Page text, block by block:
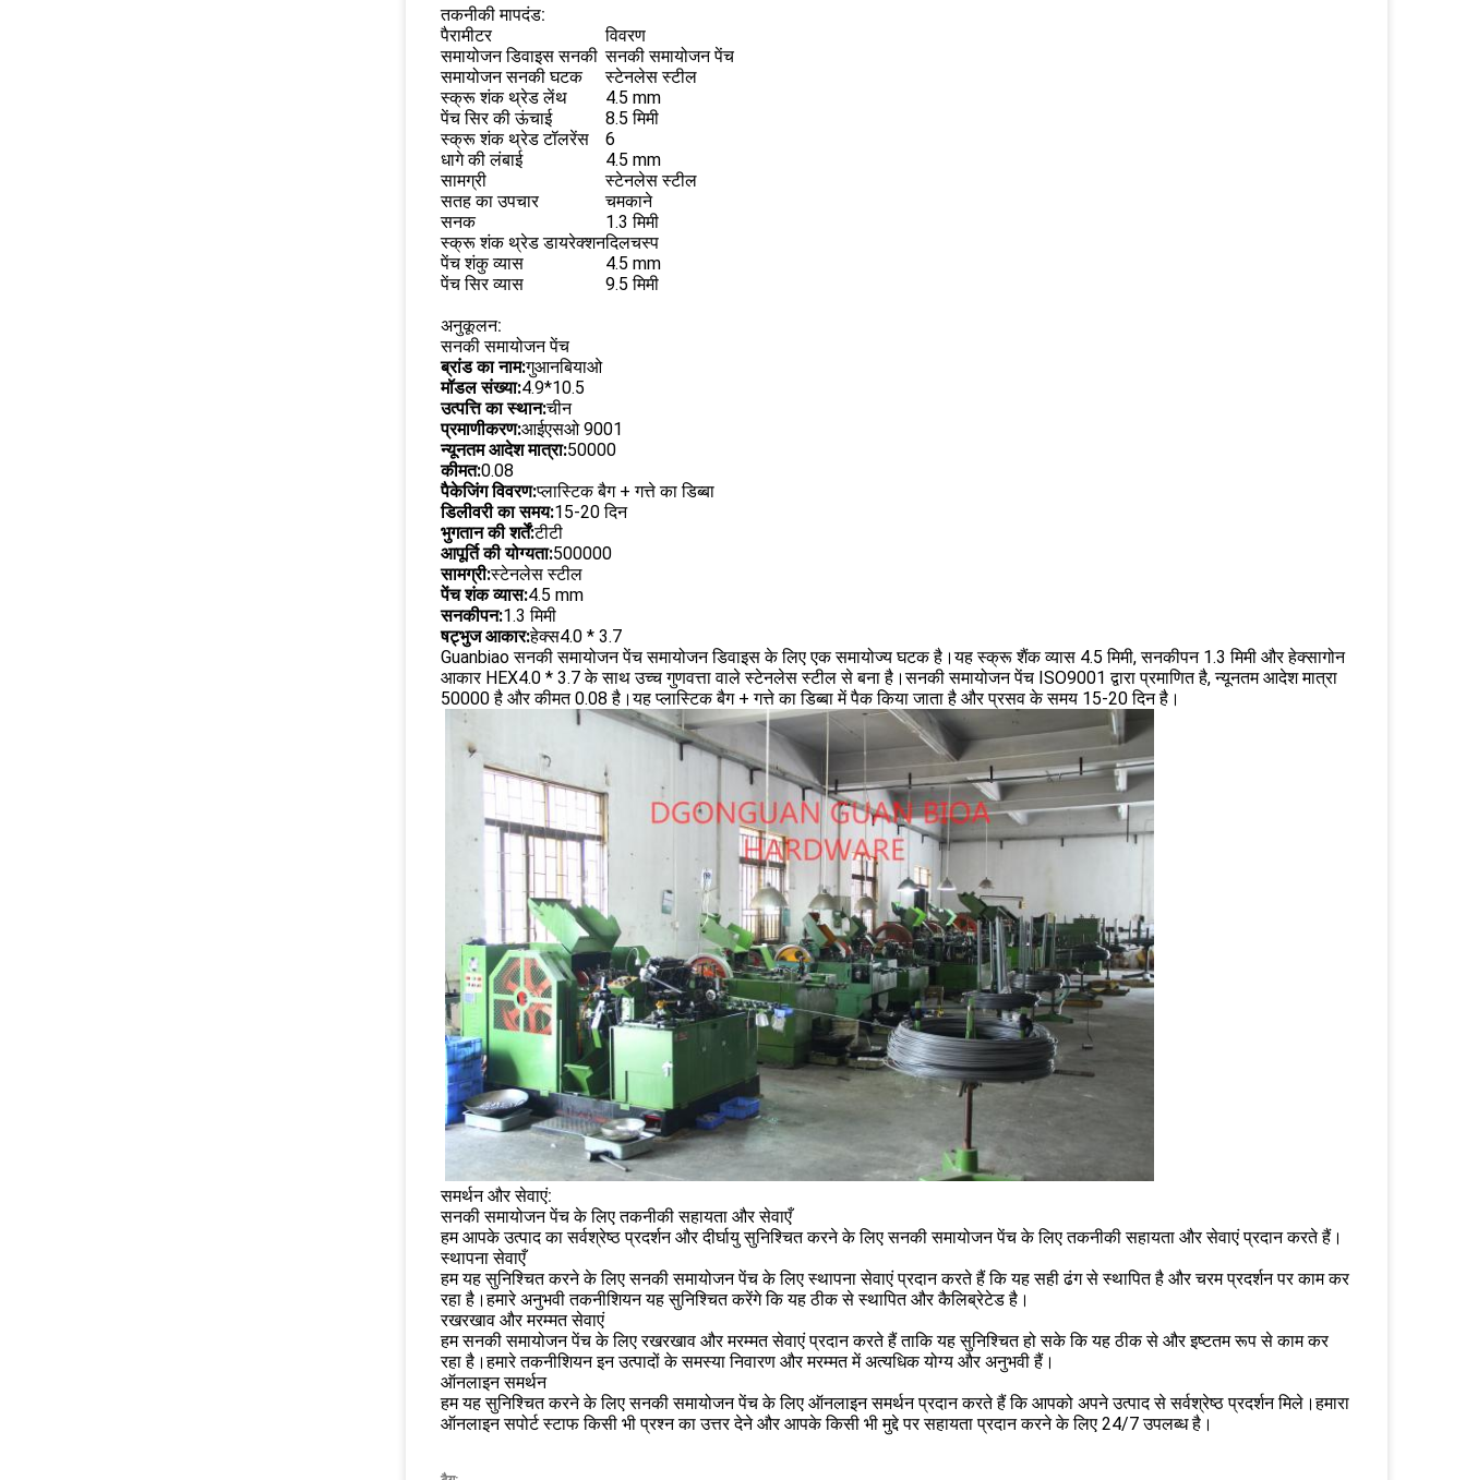
तकनीकी मापदंड:
पैरामीटर
विवरण
समायोजन डिवाइस सनकी सनकी समायोजन पेंच
समायोजन सनकी घटक
स्टेनलेस स्टील
स्क्रू शंक थ्रेड लेंथ
4.5 mm
पेंच सिर की ऊंचाई
8.5 मिमी
स्क्रू शंक थ्रेड टॉलरेंस
6
धागे की लंबाई
4.5 mm
सामग्री
स्टेनलेस स्टील
सतह का उपचार
चमकाने
सनक
1.3 मिमी
स्क्रू शंक थ्रेड डायरेक्शनदिलचस्प
पेंच शंकु व्यास
4.5 mm
पेंच सिर व्यास
9.5 मिमी
अनुकूलन:
सनकी समायोजन पेंच
ब्रांड का नाम:गुआनबियाओ
मॉडल संख्या:4.9*10.5
उत्पत्ति का स्थान:चीन
प्रमाणीकरण:आईएसओ 9001
न्यूनतम आदेश मात्रा:50000
कीमत:0.08
पैकेजिंग विवरण:प्लास्टिक बैग + गत्ते का डिब्बा
डिलीवरी का समय:15-20 दिन
भुगतान की शर्तें:टीटी
आपूर्ति की योग्यता:500000
सामग्री:स्टेनलेस स्टील
पेंच शंक व्यास:4.5 mm
सनकीपन:1.3 मिमी
षट्भुज आकार:हेक्स4.0 * 3.7
Guanbiao सनकी समायोजन पेंच समायोजन डिवाइस के लिए एक समायोज्य घटक है।यह स्क्रू शैंक व्यास 4.5 मिमी, सनकीपन 1.3 मिमी और हेक्सागोन
आकार HEX4.0 * 3.7 के साथ उच्च गुणवत्ता वाले स्टेनलेस स्टील से बना है।सनकी समायोजन पेंच ISO9001 द्वारा प्रमाणित है, न्यूनतम आदेश मात्रा
50000 है और कीमत 0.08 है।यह प्लास्टिक बैग + गत्ते का डिब्बा में पैक किया जाता है और प्रसव के समय 15-20 दिन है।
समर्थन और सेवाएं:
सनकी समायोजन पेंच के लिए तकनीकी सहायता और सेवाएँ
हम आपके उत्पाद का सर्वश्रेष्ठ प्रदर्शन और दीर्घायु सुनिश्चित करने के लिए सनकी समायोजन पेंच के लिए तकनीकी सहायता और सेवाएं प्रदान करते हैं।
स्थापना सेवाएँ
हम यह सुनिश्चित करने के लिए सनकी समायोजन पेंच के लिए स्थापना सेवाएं प्रदान करते हैं कि यह सही ढंग से स्थापित है और चरम प्रदर्शन पर काम कर
रहा है।हमारे अनुभवी तकनीशियन यह सुनिश्चित करेंगे कि यह ठीक से स्थापित और कैलिब्रेटेड है।
रखरखाव और मरम्मत सेवाएं
हम सनकी समायोजन पेंच के लिए रखरखाव और मरम्मत सेवाएं प्रदान करते हैं ताकि यह सुनिश्चित हो सके कि यह ठीक से और इष्टतम रूप से काम कर
रहा है।हमारे तकनीशियन इन उत्पादों के समस्या निवारण और मरम्मत में अत्यधिक योग्य और अनुभवी हैं।
ऑनलाइन समर्थन
हम यह सुनिश्चित करने के लिए सनकी समायोजन पेंच के लिए ऑनलाइन समर्थन प्रदान करते हैं कि आपको अपने उत्पाद से सर्वश्रेष्ठ प्रदर्शन मिले।हमारा
ऑनलाइन सपोर्ट स्टाफ किसी भी प्रश्न का उत्तर देने और आपके किसी भी मुद्दे पर सहायता प्रदान करने के लिए 24/7 उपलब्ध है।